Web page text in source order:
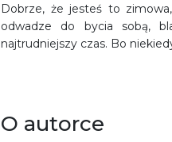
Dobrze, że jesteś to
odwadze do bycia sobą,
najtrudniejszy czas. Bo
O autorce